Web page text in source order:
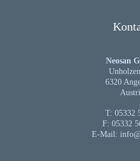
Neosan
6320
T: 05332
F: 05332
E-Mail: